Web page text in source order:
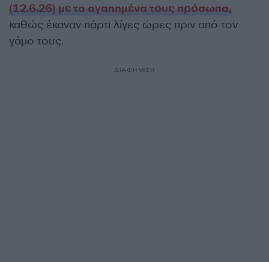
(12.6.26) με τα αγαπημένα τους πρόσωπα,
καθώς έκαναν πάρτι λίγες ώρες πριν από τον
γάμο τους.
ΔΙΑΦΗΜΙΣΗ